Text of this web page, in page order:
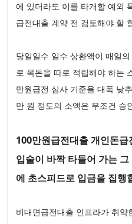
에 있더라도 이를 타개할 예외
급전대출 계약 전 검토해야 할
당일일수 일수 상환액이 매일
로 목돈을 따로 적립해야 하는
만원급전 심사 기준을 대폭 낮
만 원 정도의 소액은 무조건 승
100만원급전대출 개인돈
입술이 바짝 타들어 가는
에 초스피드로 입금을 집행
비대면급전대출 인프라가 취